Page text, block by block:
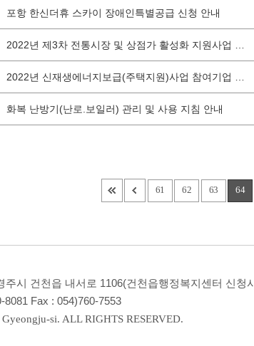
포항 한신더휴 스카이 장애인특별공급 신청 안내
2022년 제3차 전통시장 및 상점가 활성화 지원사업 모집공고 알립
2022년 신재생에너지보급(주택지원)사업 참여기업 최종선정 결과 공지
화복 난방기(난로.보일러) 관리 및 사용 지침 안내
61 62 63 64
주시 건천읍 내서로 1106(건천읍행정복지센터 신청
8081 Fax : 054)760-7553
si. ALL RIGHTS RESERVED.